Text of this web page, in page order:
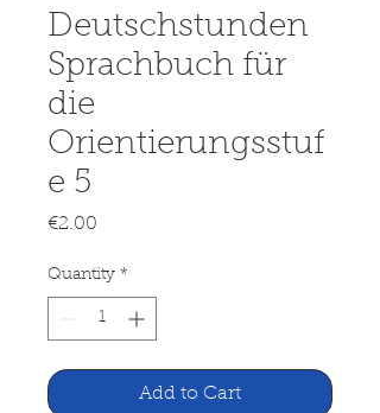
Deutschstunden
Sprachbuch für
die
Orientierungsstuf
e 5
€2.00
Quantity *
Add to Cart